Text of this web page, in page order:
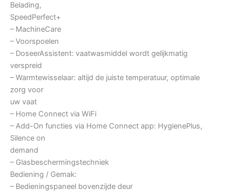
Belading,
SpeedPerfect+
– MachineCare
– Voorspoelen
– DoseerAssistent: vaatwasmiddel wordt gelijkmatig
verspreid
– Warmtewisselaar: altijd de juiste temperatuur, optimale
zorg voor
uw vaat
– Home Connect via WiFi
– Add-On functies via Home Connect app: HygienePlus,
Silence on
demand
– Glasbeschermingstechniek
Bediening / Gemak:
– Bedieningspaneel bovenzijde deur